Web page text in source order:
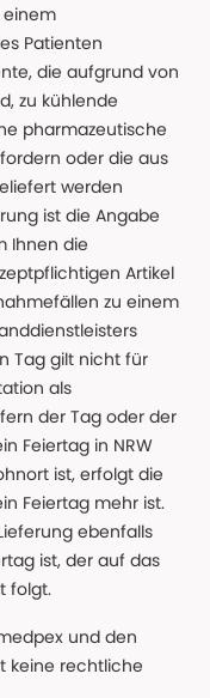
einem
Patienten
die aufgrund von
zu kühlende
pharmazeutische
oder die aus
werden
ist die Angabe
Ihnen die
Artikel
zu einem
Tag gilt nicht für
als
der Tag oder der
Feiertag in NRW
ist, erfolgt die
Feiertag mehr ist.
ebenfalls
ist, der auf das
folgt.
und den
keine rechtliche